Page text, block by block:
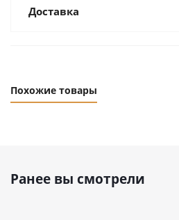
Доставка
Похожие товары
Ранее вы смотрели